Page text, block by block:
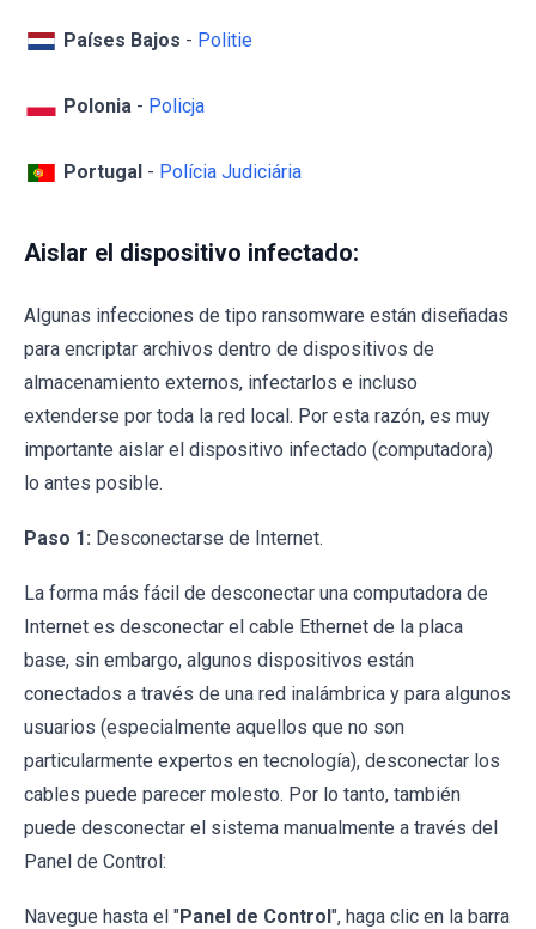
Países Bajos - Politie
Polonia - Policja
Portugal - Polícia Judiciária
Aislar el dispositivo infectado:
Algunas infecciones de tipo ransomware están diseñadas
para encriptar archivos dentro de dispositivos de
almacenamiento externos, infectarlos e incluso
extenderse por toda la red local. Por esta razón, es muy
importante aislar el dispositivo infectado (computadora)
lo antes posible.
Paso 1: Desconectarse de Internet.
La forma más fácil de desconectar una computadora de
Internet es desconectar el cable Ethernet de la placa
base, sin embargo, algunos dispositivos están
conectados a través de una red inalámbrica y para algunos
usuarios (especialmente aquellos que no son
particularmente expertos en tecnología), desconectar los
cables puede parecer molesto. Por lo tanto, también
puede desconectar el sistema manualmente a través del
Panel de Control:
Navegue hasta el "Panel de Control", haga clic en la barra